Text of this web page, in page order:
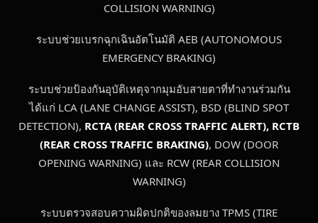
COLLISION WARNING)
ระบบช่วยเบรกฉุกเฉินอัตโนมัติ AEB (AUTONOMOUS
EMERGENCY BRAKING)
ระบบช่วยป้องกันอุบัติเหตุจากมุมอับสายตาที่ทำงานร่วมกัน
ได้แก่ LCA (LANE CHANGE ASSIST), BSD (BLIND SPOT
DETECTION), RCTA (REAR CROSS TRAFFIC ALERT), RCTB
(REAR CROSS TRAFFIC BRAKING), DOW (DOOR
OPENING WARNING) และ RCW (REAR COLLISION
WARNING)
ระบบตรวจสอบความผิดปกติของลมยาง TPMS (TIRE